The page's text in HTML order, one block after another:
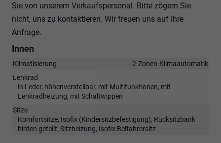
Sie von unserem Verkaufspersonal. Bitte zögern Sie
nicht, uns zu kontaktieren. Wir freuen uns auf Ihre
Anfrage.
Innen
Klimatisierung
2-Zonen-Klimaautomatik
Lenkrad
in Leder, höhenverstellbar, mit Multifunktionen, mit
Lenkradheizung, mit Schaltwippen
Sitze
Komfortsitze, Isofix (Kindersitzbefestigung), Rücksitzbank
hinten geteilt, Sitzheizung, Isofix Beifahrersitz